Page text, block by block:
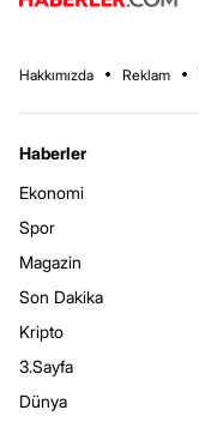
Hakkımızda Reklam
Haberler
Ekonomi
Spor
Magazin
Son Dakika
Kripto
3.Sayfa
Dünya